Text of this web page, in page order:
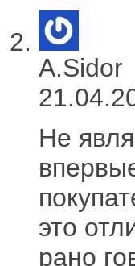
A.Sidor
Не
это
рано